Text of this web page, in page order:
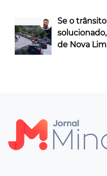
Se o
de Nova